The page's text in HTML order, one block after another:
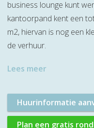
business lounge kunt
kantoorpand kent een
m2, hiervan is nog een
de verhuur.
Lees meer
Huurinformatie
Plan een gratis